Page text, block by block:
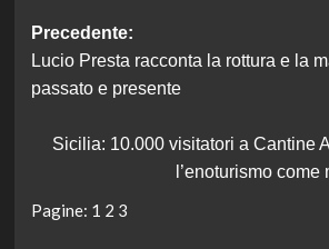
Navigazione
articolo
Precedente:
Lucio Presta racconta la rottura e la
passato e presente
Sicilia: 10.000 visitatori a Cantine
l’enoturismo
Pagine: 1 2 3